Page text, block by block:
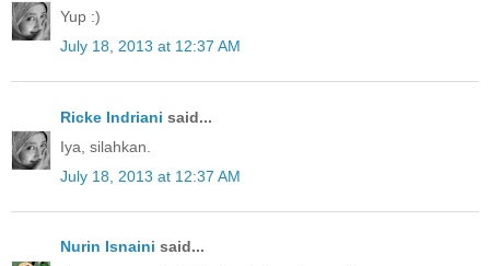
Yup :)
July 18, 2013 at 12:37 AM
Ricke Indriani said...
Iya, silahkan.
July 18, 2013 at 12:37 AM
Nurin Isnaini said...